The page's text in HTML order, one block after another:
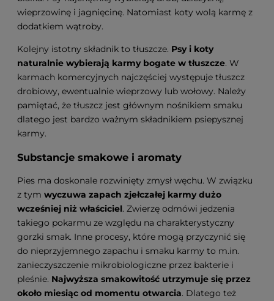
wieprzowinę i jagnięcinę. Natomiast koty wolą karmę z
dodatkiem wątroby.
Kolejny istotny składnik to tłuszcze. Psy i koty
naturalnie wybierają karmy bogate w tłuszcze. W
karmach komercyjnych najczęściej występuje tłuszcz
drobiowy, ewentualnie wieprzowy lub wołowy. Należy
pamiętać, że tłuszcz jest głównym nośnikiem smaku
dlatego jest bardzo ważnym składnikiem psiepysznej
karmy.
Substancje smakowe i aromaty
Pies ma doskonale rozwinięty zmysł węchu. W związku
z tym wyczuwa zapach zjełczałej karmy dużo
wcześniej niż właściciel. Zwierzę odmówi jedzenia
takiego pokarmu ze względu na charakterystyczny
gorzki smak. Inne procesy, które mogą przyczynić się
do nieprzyjemnego zapachu i smaku karmy to m.in.
zanieczyszczenie mikrobiologiczne przez bakterie i
pleśnie. Najwyższa smakowitość utrzymuje się przez
około miesiąc od momentu otwarcia. Dlatego też